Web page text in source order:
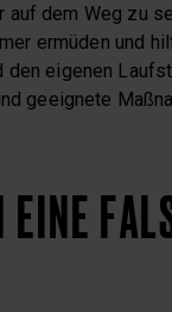
dem Weg zu
ermüden und
den eigenen
geeignete